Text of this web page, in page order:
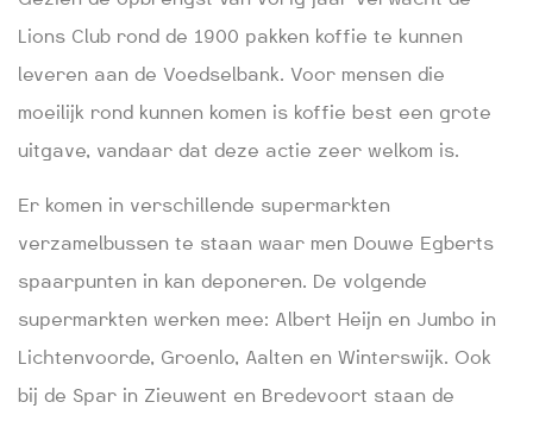
Lions Club rond de 1900 pakken koffie te kunnen
leveren aan de Voedselbank. Voor mensen die
moeilijk rond kunnen komen is koffie best een grote
uitgave, vandaar dat deze actie zeer welkom is.
Er komen in verschillende supermarkten
verzamelbussen te staan waar men Douwe Egberts
spaarpunten in kan deponeren. De volgende
supermarkten werken mee: Albert Heijn en Jumbo in
Lichtenvoorde, Groenlo, Aalten en Winterswijk. Ook
bij de Spar in Zieuwent en Bredevoort staan de